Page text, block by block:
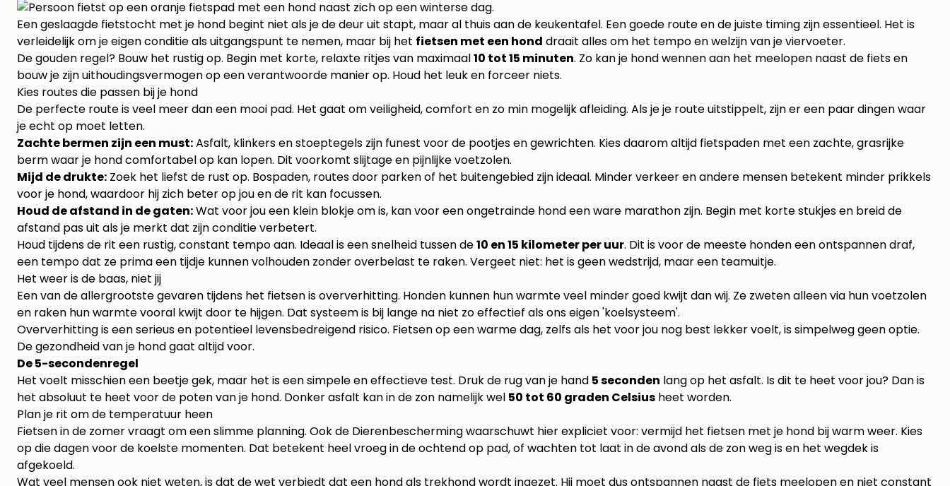
Een geslaagde fietstocht met je hond begint niet als je de deur uit stapt, maar al thuis aan de keukentafel. Een goede route en de juiste timing zijn essentieel. Het is
verleidelijk om je eigen conditie als uitgangspunt te nemen, maar bij het fietsen met een hond draait alles om het tempo en welzijn van je viervoeter.
De gouden regel? Bouw het rustig op. Begin met korte, relaxte ritjes van maximaal10 tot 15 minuten. Zo kan je hond wennen aan het meelopen naast de fiets en
bouw je zijn uithoudingsvermogen op een verantwoorde manier op. Houd het leuk en forceer niets.
Kies routes die passen bij je hond
De perfecte route is veel meer dan een mooi pad. Het gaat om veiligheid, comfort en zo min mogelijk afleiding. Als je je route uitstippelt, zijn er een paar dingen waar
je echt op moet letten.
Zachte bermen zijn een must:Asfalt, klinkers en stoeptegels zijn funest voor de pootjes en gewrichten. Kies daarom altijd fietspaden met een zachte, grasrijke
berm waar je hond comfortabel op kan lopen. Dit voorkomt slijtage en pijnlijke voetzolen.
Mijd de drukte: Zoek het liefst de rust op. Bospaden, routes door parken of het buitengebied zijn ideaal. Minder verkeer en andere mensen betekent minder prikkels
voor je hond, waardoor hij zich beter op jou en de rit kan focussen.
Houd de afstand in de gaten:Wat voor jou een klein blokje om is, kan voor een ongetrainde hond een ware marathon zijn. Begin met korte stukjes en breid de
afstand pas uit als je merkt dat zijn conditie verbetert.
Houd tijdens de rit een rustig, constant tempo aan. Ideaal is een snelheid tussen de10 en 15 kilometer per uur. Dit is voor de meeste honden een ontspannen draf,
een tempo dat ze prima een tijdje kunnen volhouden zonder overbelast te raken. Vergeet niet: het is geen wedstrijd, maar een teamuitje.
Het weer is de baas, niet jij
Een van de allergrootste gevaren tijdens het fietsen is oververhitting. Honden kunnen hun warmte veel minder goed kwijt dan wij. Ze zweten alleen via hun voetzolen
en raken hun warmte vooral kwijt door te hijgen. Dat systeem is bij lange na niet zo effectief als ons eigen 'koelsysteem'.
Oververhitting is een serieus en potentieel levensbedreigend risico. Fietsen op een warme dag, zelfs als het voor jou nog best lekker voelt, is simpelweg geen optie.
De gezondheid van je hond gaat altijd voor.
De 5-secondenregel
Het voelt misschien een beetje gek, maar het is een simpele en effectieve test. Druk de rug van je hand 5 seconden lang op het asfalt. Is dit te heet voor jou? Dan is
het absoluut te heet voor de poten van je hond. Donker asfalt kan in de zon namelijk wel 50 tot 60 graden Celsius heet worden.
Plan je rit om de temperatuur heen
Fietsen in de zomer vraagt om een slimme planning. Ook de Dierenbescherming waarschuwt hier expliciet voor: vermijd het fietsen met je hond bij warm weer. Kies
op die dagen voor de koelste momenten. Dat betekent heel vroeg in de ochtend op pad, of wachten tot laat in de avond als de zon weg is en het wegdek is
afgekoeld.
Wat veel mensen ook niet weten, is dat de wet verbiedt dat een hond als trekhond wordt ingezet. Hij moet dus ontspannen naast de fiets meelopen en niet constant